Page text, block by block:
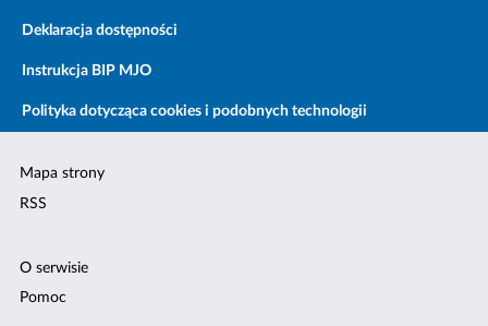
Deklaracja dostępności
Instrukcja BIP MJO
Polityka dotycząca cookies i podobnych technologii
Mapa strony
RSS
O serwisie
Pomoc